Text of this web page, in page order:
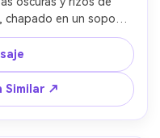
en un soporte
de tungsteno cálido en
D850, 85mm, f/1.8,
textura
4:5
Similar ↗